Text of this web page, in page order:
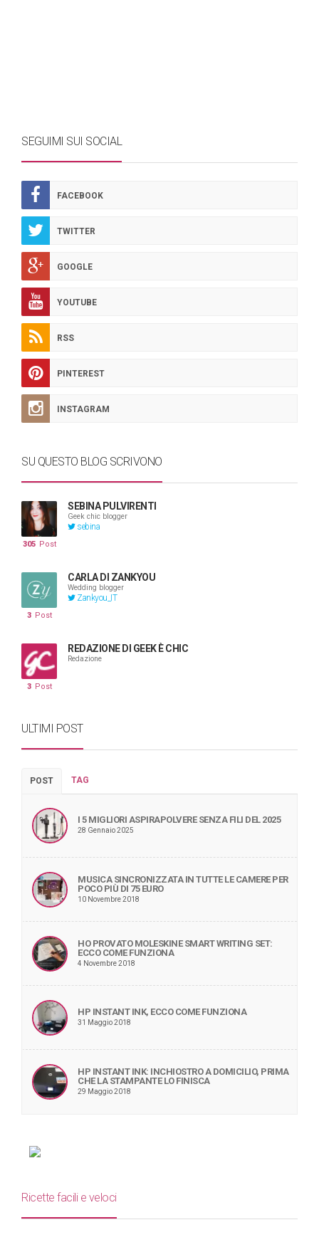
SEGUIMI SUI SOCIAL
FACEBOOK
TWITTER
GOOGLE
YOUTUBE
RSS
PINTEREST
INSTAGRAM
SU QUESTO BLOG SCRIVONO
SEBINA PULVIRENTI
Geek chic blogger
sebina
305 Post
CARLA DI ZANKYOU
Wedding blogger
Zankyou_IT
3 Post
REDAZIONE DI GEEK È CHIC
Redazione
3 Post
ULTIMI POST
POST TAG
I 5 MIGLIORI ASPIRAPOLVERE SENZA FILI DEL 2025
28 Gennaio 2025
MUSICA SINCRONIZZATA IN TUTTE LE CAMERE PER
POCO PIÙ DI 75 EURO
10 Novembre 2018
HO PROVATO MOLESKINE SMART WRITING SET:
ECCO COME FUNZIONA
4 Novembre 2018
HP INSTANT INK, ECCO COME FUNZIONA
31 Maggio 2018
HP INSTANT INK: INCHIOSTRO A DOMICILIO, PRIMA
CHE LA STAMPANTE LO FINISCA
29 Maggio 2018
Ricette facili e veloci